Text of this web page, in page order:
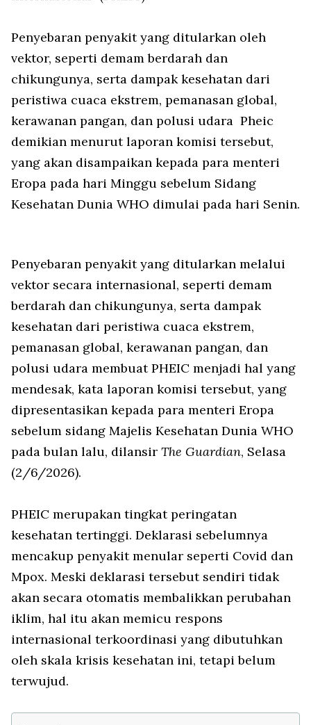
Penyebaran penyakit yang ditularkan oleh
vektor, seperti demam berdarah dan
chikungunya, serta dampak kesehatan dari
peristiwa cuaca ekstrem, pemanasan global,
kerawanan pangan, dan polusi udara Pheic
demikian menurut laporan komisi tersebut,
yang akan disampaikan kepada para menteri
Eropa pada hari Minggu sebelum Sidang
Kesehatan Dunia WHO dimulai pada hari Senin.
Penyebaran penyakit yang ditularkan melalui
vektor secara internasional, seperti demam
berdarah dan chikungunya, serta dampak
kesehatan dari peristiwa cuaca ekstrem,
pemanasan global, kerawanan pangan, dan
polusi udara membuat PHEIC menjadi hal yang
mendesak, kata laporan komisi tersebut, yang
dipresentasikan kepada para menteri Eropa
sebelum sidang Majelis Kesehatan Dunia WHO
pada bulan lalu, dilansir The Guardian, Selasa
(2/6/2026).
PHEIC merupakan tingkat peringatan
kesehatan tertinggi. Deklarasi sebelumnya
mencakup penyakit menular seperti Covid dan
Mpox. Meski deklarasi tersebut sendiri tidak
akan secara otomatis membalikkan perubahan
iklim, hal itu akan memicu respons
internasional terkoordinasi yang dibutuhkan
oleh skala krisis kesehatan ini, tetapi belum
terwujud.